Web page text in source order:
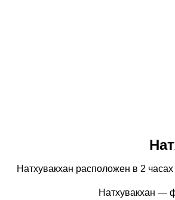
Натхувакхан расположен в 2
Натхувакхан —